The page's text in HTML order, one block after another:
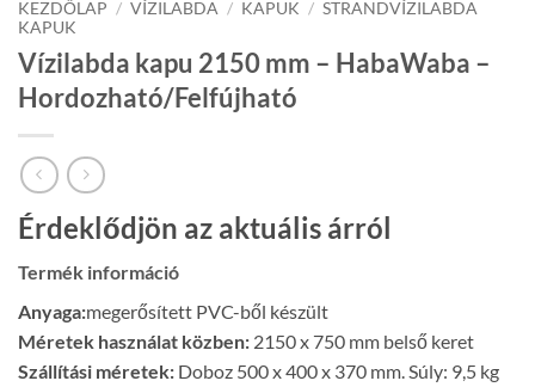
KEZDŐLAP / VÍZILABDA / KAPUK / STRANDVÍZILABDA
KAPUK
Vízilabda kapu 2150 mm – HabaWaba –
Hordozható/Felfújható
Érdeklődjön az aktuális árról
Termék információ
Anyaga:megerősített PVC-ből készült
Méretek használat közben: 2150 x 750 mm belső keret
Szállítási méretek: Doboz 500 x 400 x 370 mm. Súly: 9,5 kg